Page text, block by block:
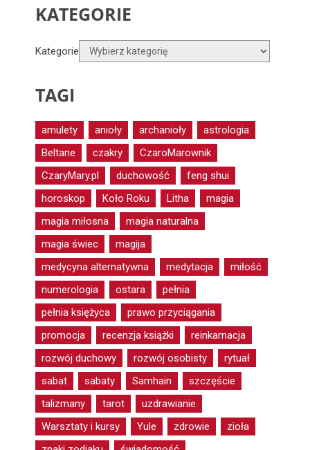
KATEGORIE
Kategorie
TAGI
amulety anioły archanioły
astrologia
Beltane
czakry
CzaroMarownik
CzaryMary.pl
duchowość
feng shui
horoskop
Koło Roku Litha
magia
magia miłosna
magia naturalna
magia świec
magija
medycyna alternatywna
medytacja
miłość
numerologia
ostara
pełnia
pełnia księżyca
prawo przyciągania
promocja
recenzja książki
reinkarnacja
rozwój duchowy
rozwój osobisty
rytuał
sabat
sabaty Samhain
szczęście
talizmany
tarot
uzdrawianie
Warsztaty i kursy
Yule zdrowie
zioła